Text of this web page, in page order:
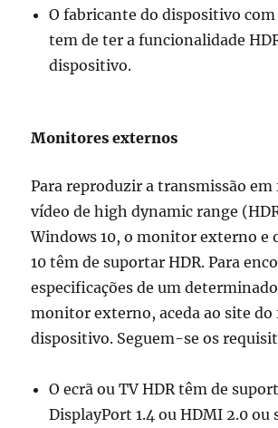
O fabricante do dispositivo com
tem de ter a funcionalidade
dispositivo.
Monitores externos
Para reproduzir a transmissão
vídeo de high dynamic range
Windows 10, o monitor externo e
10 têm de suportar HDR. Para
especificações de um determinado
monitor externo, aceda ao site do
dispositivo. Seguem-se os
O ecrã ou TV HDR têm de
DisplayPort 1.4 ou HDMI 2.0 ou